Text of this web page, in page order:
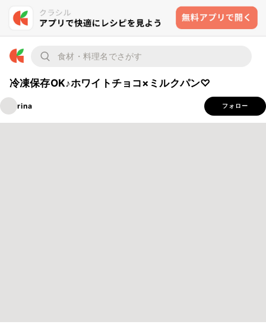
冷凍保存OK♪ホワイトチョコ×ミルクパン♡
rina フォロー